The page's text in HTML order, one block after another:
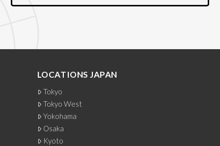
LOCATIONS JAPAN
Tokyo
Tokyo West
Yokohama
Osaka
Kyoto